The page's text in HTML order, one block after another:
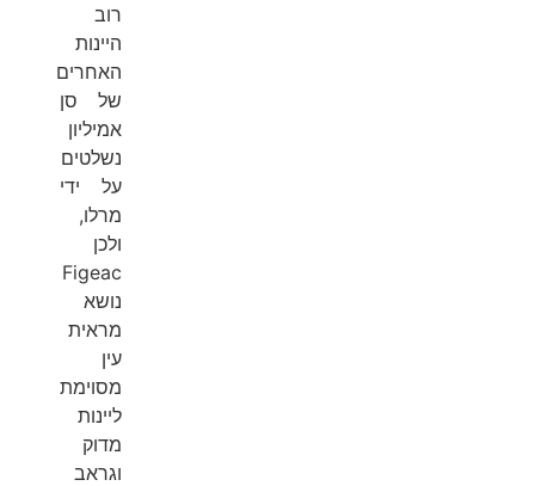
רוב
היינות
האחרים
של סן
אמיליון
נשלטים
על ידי
מרלו,
ולכן
Figeac
נושא
מראית
עין
מסוימת
ליינות
מדוק
וגראב